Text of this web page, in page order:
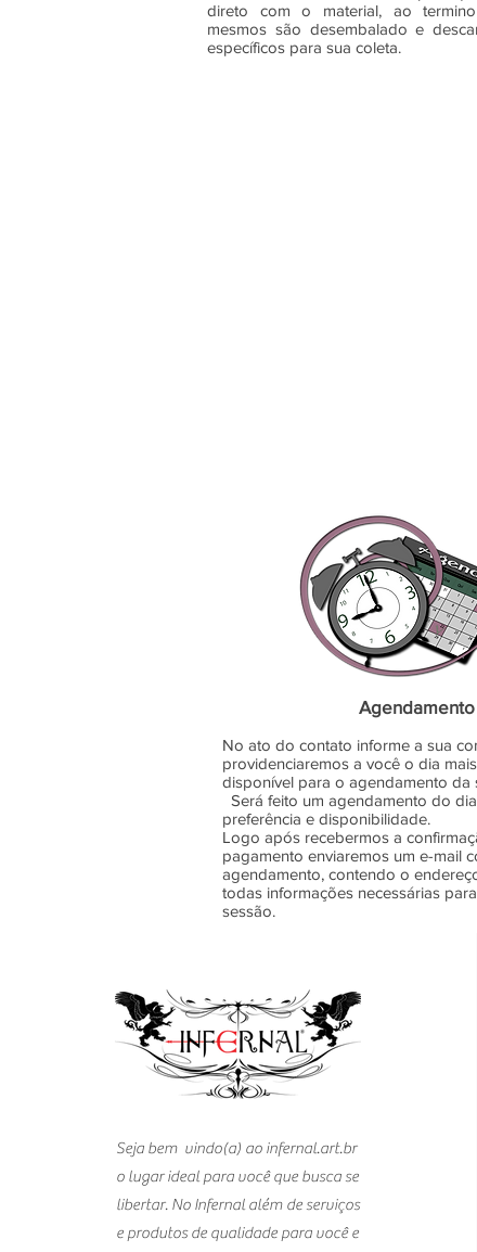
direto com o material, ao
mesmos são desembalado e
específicos para sua coleta.
Agendamento
No ato do contato informe a sua
providenciaremos a você o dia
disponível para o agendamento da
Será feito um agendamento do
preferência e disponibilidade.
Logo após recebermos a
pagamento enviaremos um e-mail
agendamento, contendo o
todas informações necessárias
sessão.
Seja bem vindo(a) ao infernal.art.br
o lugar ideal para você que busca se
libertar. No Infernal além de serviços
e produtos de qualidade para você e